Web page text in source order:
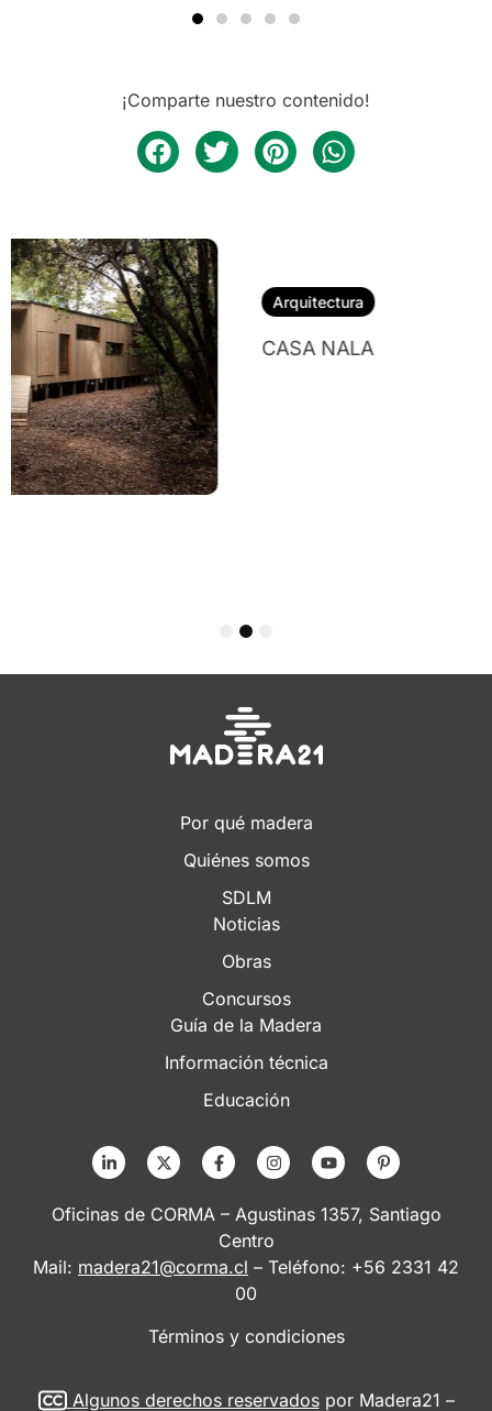
¡Comparte nuestro contenido!
Por qué madera
Quiénes somos
SDLM
Noticias
Obras
Concursos
Guía de la Madera
Información técnica
Educación
Oficinas de CORMA – Agustinas 1357, Santiago
Centro
Mail: madera21@corma.cl – Teléfono: +56 2331 42
00
Términos y condiciones
Algunos derechos reservadospor Madera21 –